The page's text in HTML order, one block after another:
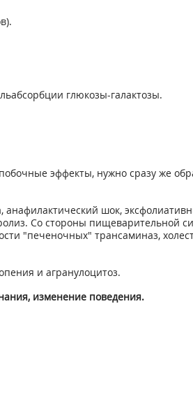
глюкозы-галактозы.
эффекты, нужно сразу же
анафилактический шок,
Со стороны пищеварительной
"печеночных" трансаминаз,
и агранулоцитоз.
изменение поведения.